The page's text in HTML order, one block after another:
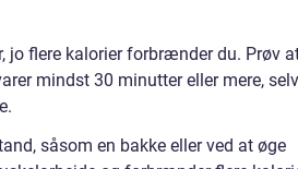
jo flere kalorier forbrænder du. Prøv
mindst 30 minutter eller mere,
såsom en bakke eller ved at øge